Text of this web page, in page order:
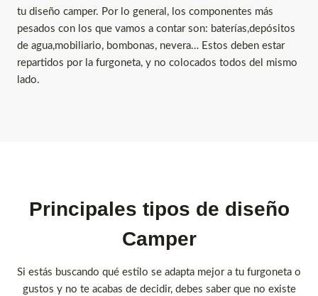
tu diseño camper. Por lo general, los componentes más
pesados con los que vamos a contar son: baterías,depósitos
de agua,mobiliario, bombonas, nevera… Estos deben estar
repartidos por la furgoneta, y no colocados todos del mismo
lado.
Principales tipos de diseño
Camper
Si estás buscando qué estilo se adapta mejor a tu furgoneta o
gustos y no te acabas de decidir, debes saber que no existe